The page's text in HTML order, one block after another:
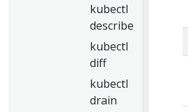
kubectl
describe
kubectl
diff
kubectl
drain